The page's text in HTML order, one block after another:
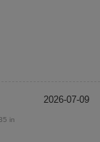
2026-07-09
in